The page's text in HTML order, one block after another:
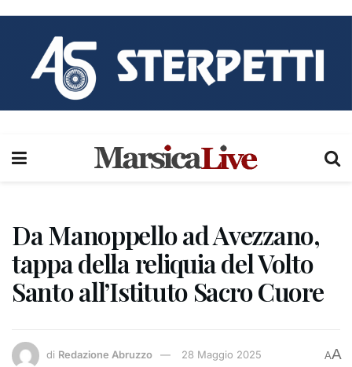
Da Manoppello ad Avezzano,
tappa della reliquia del Volto
Santo all’Istituto Sacro Cuore
di Redazione Abruzzo 28 Maggio 2025 AA